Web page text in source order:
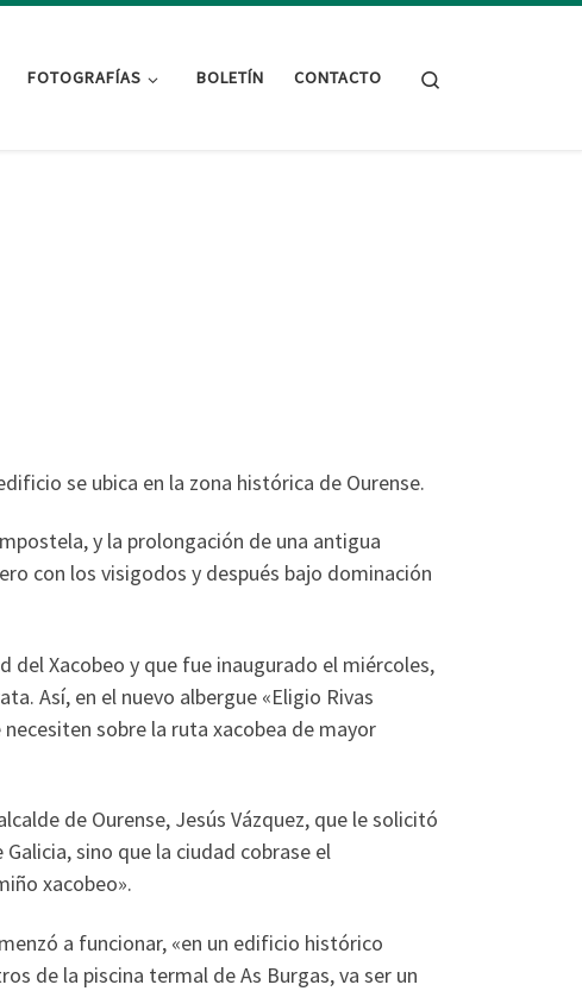
FOTOGRAFÍAS BOLETÍN CONTACTO
se ubica en la zona histórica de Ourense.
y la prolongación de una antigua
con los visigodos y después bajo dominación
del Xacobeo y que fue inaugurado el miércoles,
Así, en el nuevo albergue «Eligio Rivas
sobre la ruta xacobea de mayor
de Ourense, Jesús Vázquez, que le solicitó
sino que la ciudad cobrase el
xacobeo».
a funcionar, «en un edificio histórico
de la piscina termal de As Burgas, va ser un